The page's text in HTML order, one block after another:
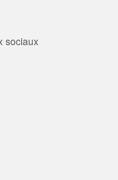
sociaux